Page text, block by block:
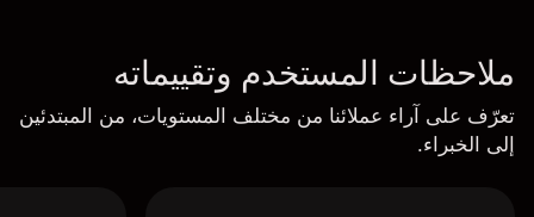
ملاحظات المستخدم وتقييماته
تعرّف على آراء عملائنا من مختلف المستويات، من المبتدئين
إلى الخبراء.